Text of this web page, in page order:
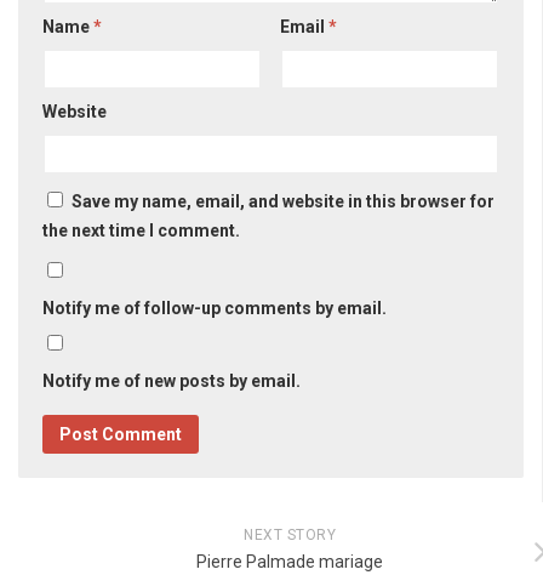
Name* Email*
Website
Save my name, email, and website in this browser for
the next time I comment.
Notify me of follow-up comments by email.
Notify me of new posts by email.
NEXT STORY
Pierre Palmade mariage